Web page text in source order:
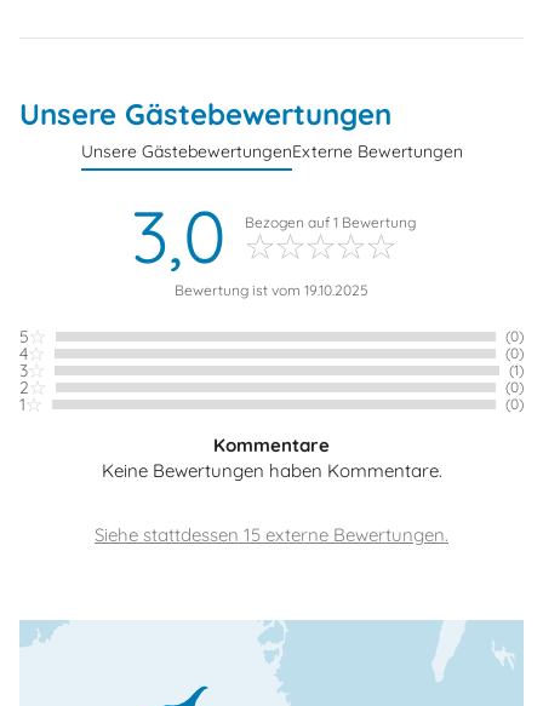
Unsere Gästebewertungen
Unsere GästebewertungenExterne Bewertungen
3,0 Bezogen auf 1 Bewertung
Bewertung ist vom 19.10.2025
5 (0)
4 (0)
3 (1)
2 (0)
1 (0)
Kommentare
Keine Bewertungen haben Kommentare.
Siehe stattdessen 15 externe Bewertungen.